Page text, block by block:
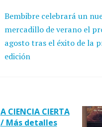
Bembibre celebrará un
mercadillo de verano el
agosto tras el éxito de la
edición
A CIENCIA CIERTA
/ Más detalles